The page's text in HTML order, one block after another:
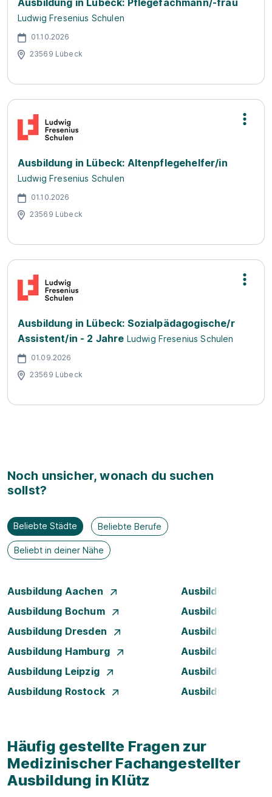
Ausbildung in Lübeck: Pflegefachmann/-frau
Ludwig Fresenius Schulen
01.10.2026
23569 Lübeck
Ausbildung in Lübeck: Altenpflegehelfer/in
Ludwig Fresenius Schulen
01.10.2026
23569 Lübeck
Ausbildung in Lübeck: Sozialpädagogische/r
Assistent/in - 2 Jahre Ludwig Fresenius Schulen
01.09.2026
23569 Lübeck
Noch unsicher, wonach du suchen
sollst?
Beliebte Städte Beliebte Berufe
Beliebt in deiner Nähe
Ausbildung Aachen
Ausbildung
Ausbildung Bochum
Ausbildung Bonn
Ausbildung Dresden
Ausbildung
Ausbildung Hamburg
Ausbildung
Ausbildung Leipzig
Ausbildung
Ausbildung Rostock
Ausbildung
Häufig gestellte Fragen zur
Medizinischer Fachangestellter
Ausbildung in Klütz